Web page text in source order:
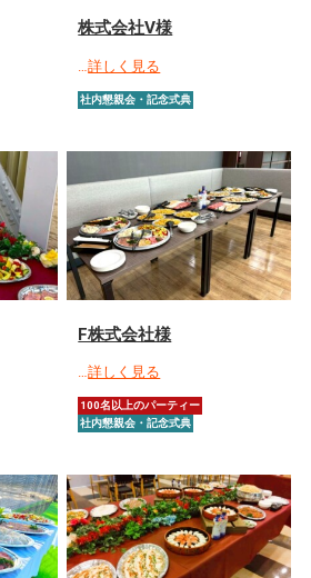
株式会社V様
…詳しく見る
社内懇親会・記念式典
F株式会社様
…詳しく見る
100名以上のパーティー
社内懇親会・記念式典